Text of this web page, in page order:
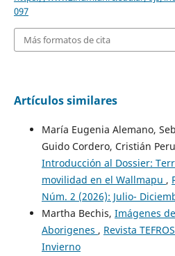
097
Más formatos de cita
Artículos similares
María Eugenia Alemano,
Guido Cordero, Cristián
Introducción al Dossier:
movilidad en el Wallmapu ,
Núm. 2 (2026): Julio-
Martha Bechis, Imágenes
Aborigenes , Revista
Invierno